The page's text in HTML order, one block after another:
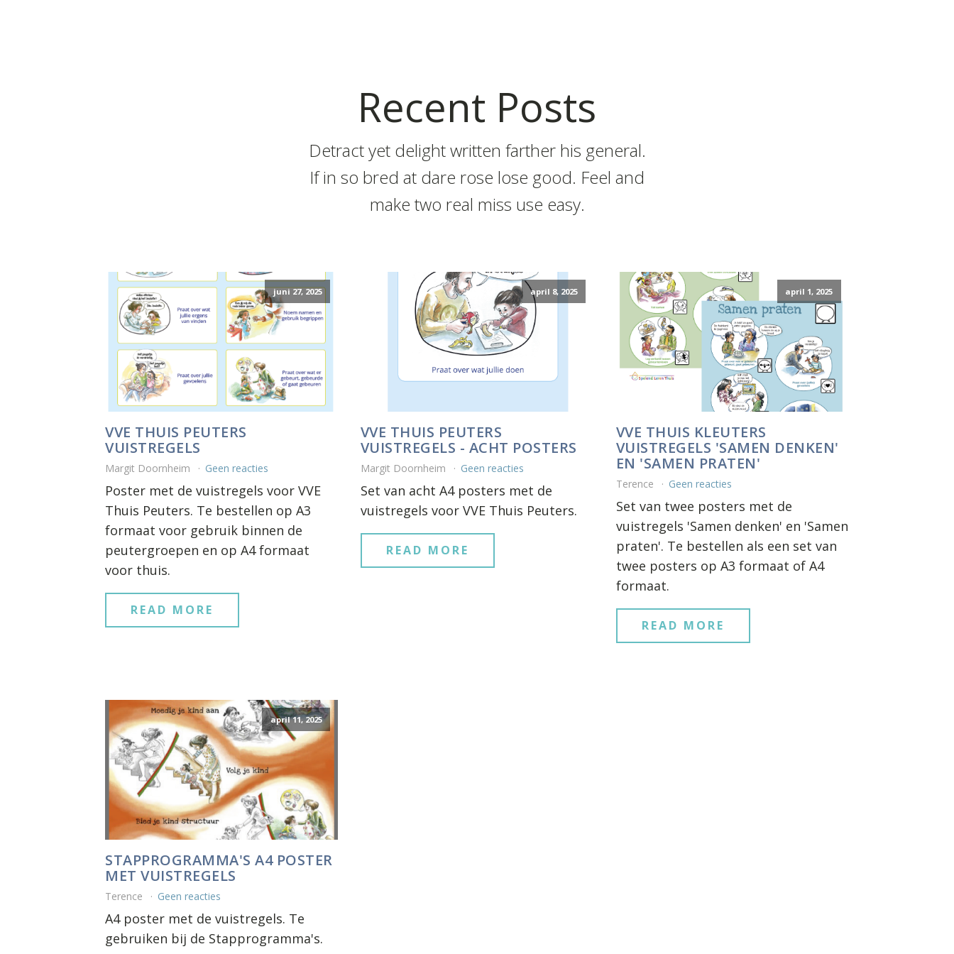
Recent Posts
Detract yet delight written farther his general.
If in so bred at dare rose lose good. Feel and
make two real miss use easy.
juni 27, 2025
VVE THUIS PEUTERS
VUISTREGELS
Margit Doornheim Geen reacties
Poster met de vuistregels voor VVE
Thuis Peuters. Te bestellen op A3
formaat voor gebruik binnen de
peutergroepen en op A4 formaat
voor thuis.
READ MORE
april 8, 2025
VVE THUIS PEUTERS
VUISTREGELS - ACHT POSTERS
Margit Doornheim Geen reacties
Set van acht A4 posters met de
vuistregels voor VVE Thuis Peuters.
READ MORE
april 1, 2025
VVE THUIS KLEUTERS
VUISTREGELS 'SAMEN DENKEN'
EN 'SAMEN PRATEN'
Terence Geen reacties
Set van twee posters met de
vuistregels 'Samen denken' en 'Samen
praten'. Te bestellen als een set van
twee posters op A3 formaat of A4
formaat.
READ MORE
april 11, 2025
STAPPROGRAMMA'S A4 POSTER
MET VUISTREGELS
Terence Geen reacties
A4 poster met de vuistregels. Te
gebruiken bij de Stapprogramma's.